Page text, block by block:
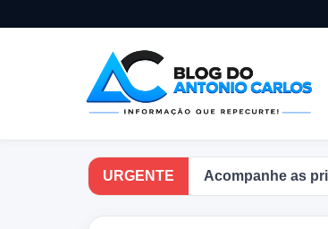
URGENTEAcompanhe as